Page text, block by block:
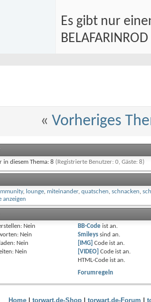
Es gibt nur
BELAFARINROD
« Vorheriges
in diesem Thema: 8 (Registrierte Benutzer: 0, Gäste: 8)
, lounge, miteinander, quatschen, schnacken,
anzeigen
Nein
Nein
Nein
Nein
BB-Codeist an.
Smileyssind an.
[IMG] Code ist an.
[VIDEO] Code ist an.
HTML-Code ist an.
Forumregeln
Home| torwart.de-Shop| torwart.de-Forum